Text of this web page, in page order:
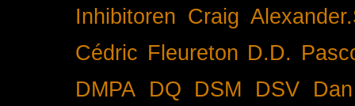
Inhibitoren Craig
Cédric Fleureton D.D.
DMPA
DQ DSM DSV